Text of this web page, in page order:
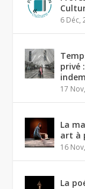
6 Déc,
privé
17
La
art à
16
La